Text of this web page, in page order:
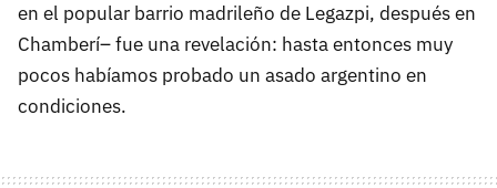
en el popular barrio madrileño de Legazpi, después en
Chamberí– fue una revelación: hasta entonces muy
pocos habíamos probado un asado argentino en
condiciones.